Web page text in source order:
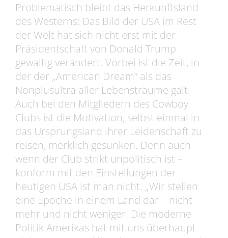
Problematisch bleibt das Herkunftsland
des Westerns: Das Bild der USA im Rest
der Welt hat sich nicht erst mit der
Präsidentschaft von Donald Trump
gewaltig verändert. Vorbei ist die Zeit, in
der der „American Dream“ als das
Nonplusultra aller Lebensträume galt.
Auch bei den Mitgliedern des Cowboy
Clubs ist die Motivation, selbst einmal in
das Ursprungsland ihrer Leidenschaft zu
reisen, merklich gesunken. Denn auch
wenn der Club strikt unpolitisch ist –
konform mit den Einstellungen der
heutigen USA ist man nicht. „Wir stellen
eine Epoche in einem Land dar – nicht
mehr und nicht weniger. Die moderne
Politik Amerikas hat mit uns überhaupt